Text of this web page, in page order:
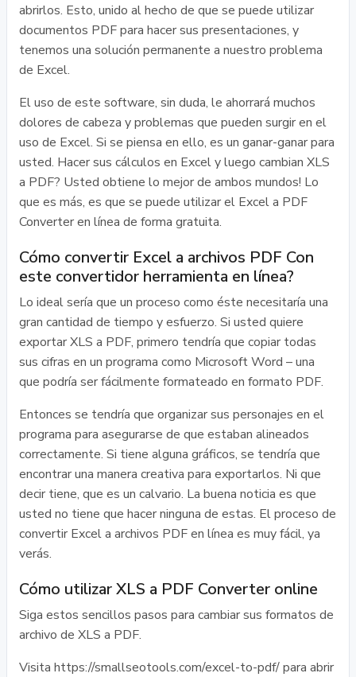
abrirlos. Esto, unido al hecho de que se puede utilizar
documentos PDF para hacer sus presentaciones, y
tenemos una solución permanente a nuestro problema
de Excel.
El uso de este software, sin duda, le ahorrará muchos
dolores de cabeza y problemas que pueden surgir en el
uso de Excel. Si se piensa en ello, es un ganar-ganar para
usted. Hacer sus cálculos en Excel y luego cambian XLS
a PDF? Usted obtiene lo mejor de ambos mundos! Lo
que es más, es que se puede utilizar el Excel a PDF
Converter en línea de forma gratuita.
Cómo convertir Excel a archivos PDF Con
este convertidor herramienta en línea?
Lo ideal sería que un proceso como éste necesitaría una
gran cantidad de tiempo y esfuerzo. Si usted quiere
exportar XLS a PDF, primero tendría que copiar todas
sus cifras en un programa como Microsoft Word – una
que podría ser fácilmente formateado en formato PDF.
Entonces se tendría que organizar sus personajes en el
programa para asegurarse de que estaban alineados
correctamente. Si tiene alguna gráficos, se tendría que
encontrar una manera creativa para exportarlos. Ni que
decir tiene, que es un calvario. La buena noticia es que
usted no tiene que hacer ninguna de estas. El proceso de
convertir Excel a archivos PDF en línea es muy fácil, ya
verás.
Cómo utilizar XLS a PDF Converter online
Siga estos sencillos pasos para cambiar sus formatos de
archivo de XLS a PDF.
Visita https://smallseotools.com/excel-to-pdf/ para abrir